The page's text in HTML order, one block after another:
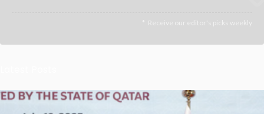
Receive our editor's picks weekly